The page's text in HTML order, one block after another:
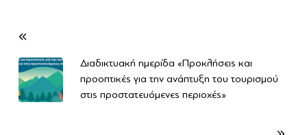
Διαδικτυακή ημερίδα «Προκλήσεις και
προοπτικές για την ανάπτυξη του τουρισμού
στις προστατευόμενες περιοχές»